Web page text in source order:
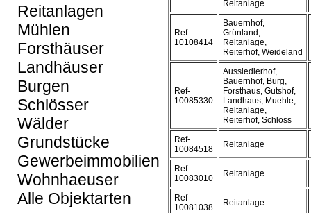
Reitanlagen
Mühlen
Forsthäuser
Landhäuser
Burgen
Schlösser
Wälder
Grundstücke
Gewerbeimmobilien
Wohnhaeuser
Alle Objektarten
Reitanlage
Ref-
10108414
Bauernhof,
Grünland,
Reitanlage,
Reiterhof, Weideland
Ref-
10085330
Aussiedlerhof,
Bauernhof, Burg,
Forsthaus, Gutshof,
Landhaus, Muehle,
Reitanlage,
Reiterhof, Schloss
Ref-
10084518
Reitanlage
Ref-
10083010
Reitanlage
Ref-
10081038
Reitanlage